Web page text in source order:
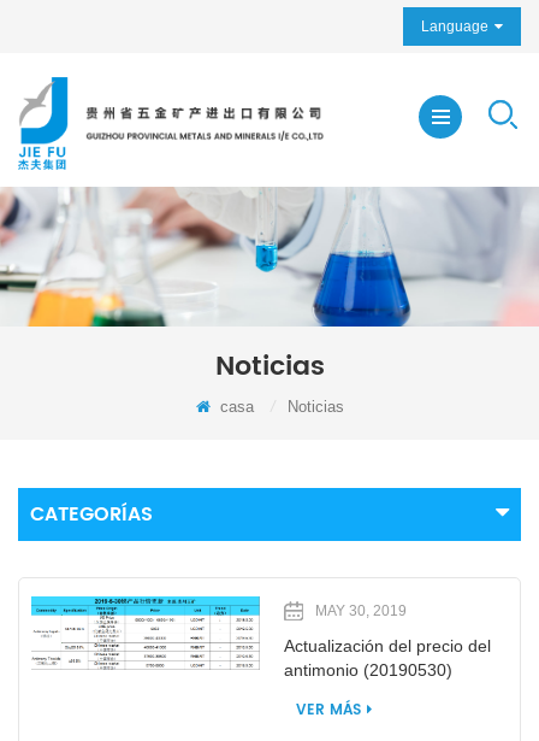
Language
Noticias
casa Noticias
CATEGORÍAS
MAY 30, 2019
Actualización del precio del
antimonio (20190530)
VER MÁS